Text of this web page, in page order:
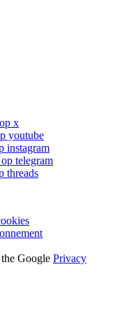
x
youtube
instagram
telegram
threads
Google Privacy